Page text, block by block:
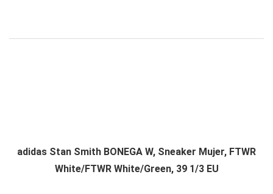
adidas Stan Smith BONEGA W, Sneaker Mujer, FTWR
White/FTWR White/Green, 39 1/3 EU